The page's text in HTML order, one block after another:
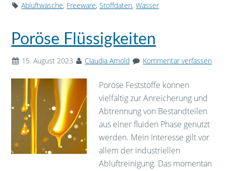
Abluftwäsche, Freeware,Stoffdaten,Wasser
Poröse Flüssigkeiten
15. August 2023 Claudia Arnold Kommentar verfassen
Poröse Feststoffe können
vielfältig zur Anreicherung und
Abtrennung von Bestandteilen
aus einer fluiden Phase genützt
werden. Mein Interesse gilt vor
allem der industriellen
Abluftreinigung. Das momentan